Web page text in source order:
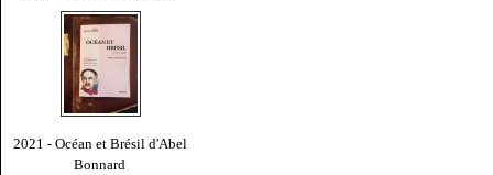
2021 - Océan et Brésil d'Abel
Bonnard